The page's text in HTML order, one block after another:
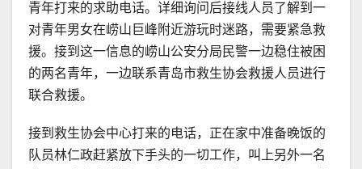
青年打来的求助电话。详细询问后接线人员了解到一
对青年男女在崂山巨峰附近游玩时迷路，需要紧急救
援。接到这一信息的崂山公安分局民警一边稳住被困
的两名青年，一边联系青岛市救生协会救援人员进行
联合救援。
接到救生协会中心打来的电话，正在家中准备晚饭的
队员林仁政赶紧放下手头的一切工作，叫上另外一名